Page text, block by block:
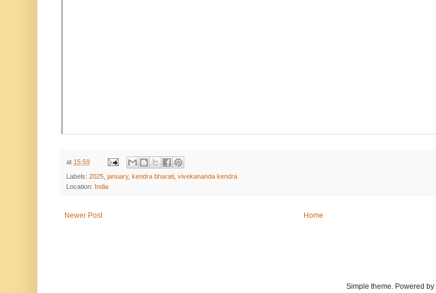
at 15:59
Labels: 2025 january, kendra bharati vivekananda kendra
Location: India
Newer Post Home
Simple theme. Powered by